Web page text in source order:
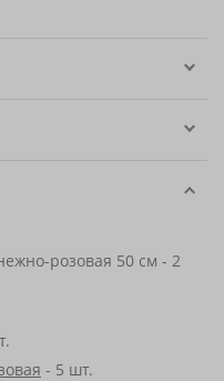
розовая 50 см - 2
- 5 шт.